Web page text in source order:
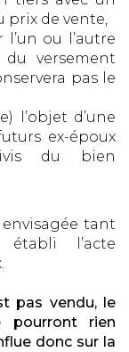
prix de vente,
ou l’autre
versement
pas le
l’objet d’une
ex-époux
du bien
tant
l’acte
pas vendu, le
pourront rien
donc sur la